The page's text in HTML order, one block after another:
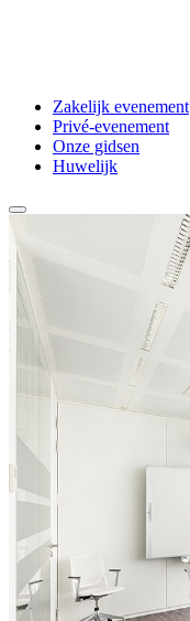
Zakelijk evenement
Privé-evenement
Onze gidsen
Huwelijk